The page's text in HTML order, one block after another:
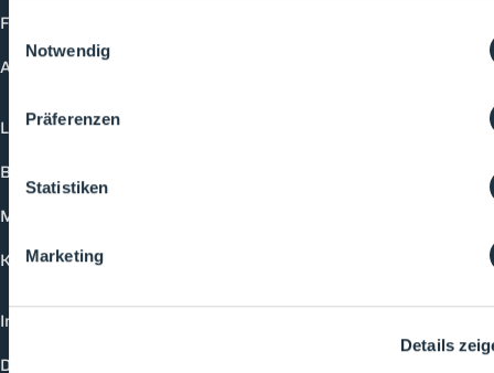
Einwilligungsauswahl
Notwendig
Präferenzen
Statistiken
Marketing
Details
Future-Faces
Academy
Login
Buchungsmöglichkeiten
Medienformate
Kontakt
Impressum
Datenschutzerklärung